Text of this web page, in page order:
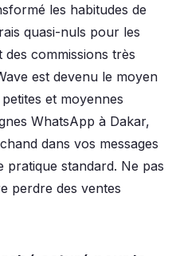
les habitudes de
quasi-nuls pour les
commissions très
est devenu le moyen
et moyennes
WhatsApp à Dakar,
dans vos messages
pratique standard. Ne pas
perdre des ventes